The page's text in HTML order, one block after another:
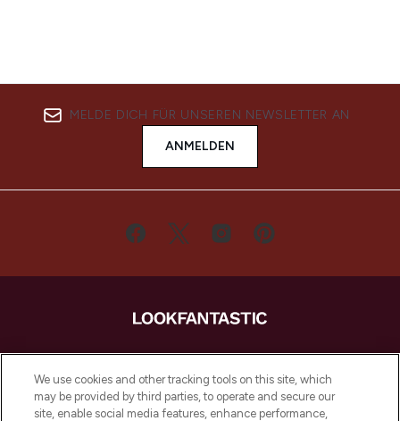
MELDE DICH FÜR UNSEREN NEWSLETTER AN
ANMELDEN
LOOKFANTASTIC ist Europas ultimativer
Beauty-Onlineshop mit den besten
Produkten aus Haut- und Haarpflege
sowie Make-Up von über 200
We use cookies and other tracking tools on this site, which
may be provided by third parties, to operate and secure our
site, enable social media features, enhance performance,